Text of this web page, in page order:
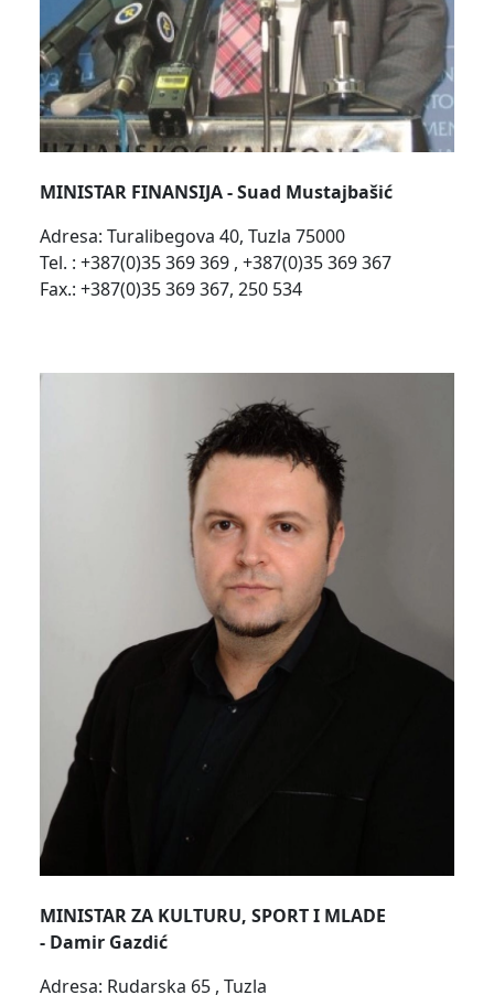
MINISTAR FINANSIJA - Suad Mustajbašić
Adresa: Turalibegova 40, Tuzla 75000
Tel. : +387(0)35 369 369 , +387(0)35 369 367
Fax.: +387(0)35 369 367, 250 534
MINISTAR ZA KULTURU, SPORT I MLADE
- Damir Gazdić
Adresa: Rudarska 65 , Tuzla